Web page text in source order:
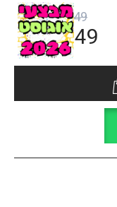
₪249
₪149